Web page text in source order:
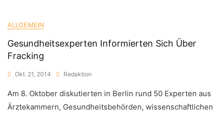
ALLGEMEIN
Gesundheitsexperten Informierten Sich Über
Fracking
Okt. 21, 2014 Redaktion
Am 8. Oktober diskutierten in Berlin rund 50 Experten aus
Ärztekammern, Gesundheitsbehörden, wissenschaftlichen